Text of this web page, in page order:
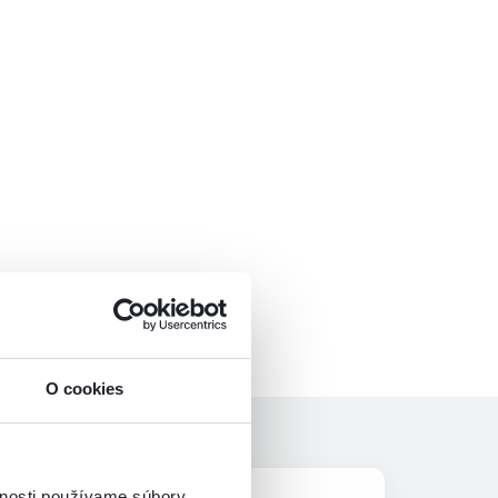
O cookies